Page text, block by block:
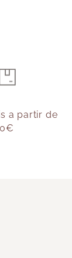
a partir de